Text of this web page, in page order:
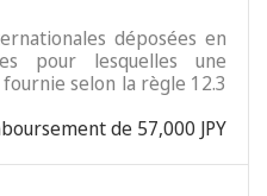
déposées en
pour lesquelles une
selon la règle 12.3
de 57,000 JPY